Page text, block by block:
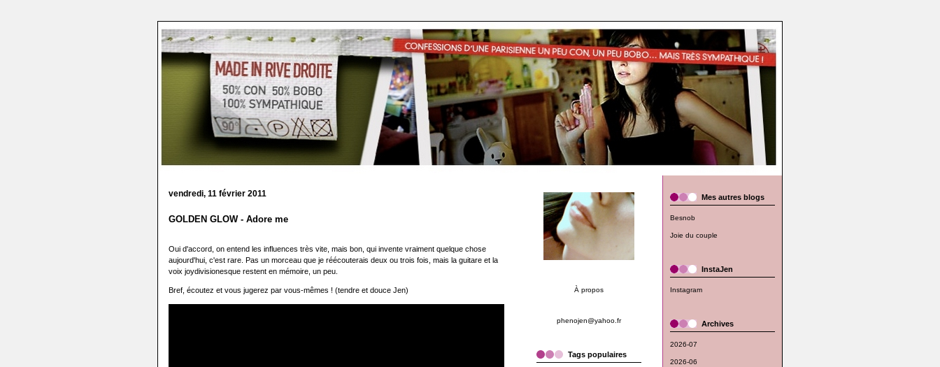
vendredi, 11 février 2011
GOLDEN GLOW - Adore me
Oui d'accord, on entend les influences très vite, mais bon, qui invente vraiment quelque chose
aujourd'hui, c'est rare. Pas un morceau que je réécouterais deux ou trois fois, mais la guitare et la
voix joydivisionesque restent en mémoire, un peu.
Bref, écoutez et vous jugerez par vous-mêmes ! (tendre et douce Jen) À propos
phenojen@yahoo.fr
Tags populaires
Mes autres blogs
Besnob
Joie du couple
InstaJen
Instagram
Archives
2026-07
2026-06